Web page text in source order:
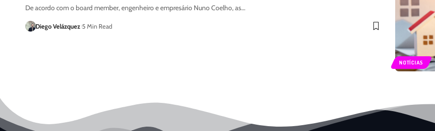
NOTÍCIAS
De acordo com o board member, engenheiro e empresário Nuno Coelho, as…
Diego Velázquez 5 Min Read